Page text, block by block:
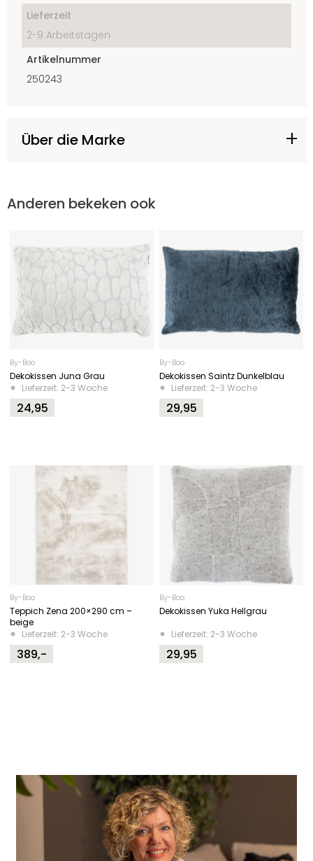
Lieferzeit
2-9 Arbeitstagen
Artikelnummer
250243
Über die Marke
Anderen bekeken ook
By-Boo
Dekokissen Juna Grau
Lieferzeit: 2-3 Woche
24,95
By-Boo
Dekokissen Saintz Dunkelblau
Lieferzeit: 2-3 Woche
29,95
By-Boo
Teppich Zena 200×290 cm –
beige
Lieferzeit: 2-3 Woche
389,-
By-Boo
Dekokissen Yuka Hellgrau
Lieferzeit: 2-3 Woche
29,95